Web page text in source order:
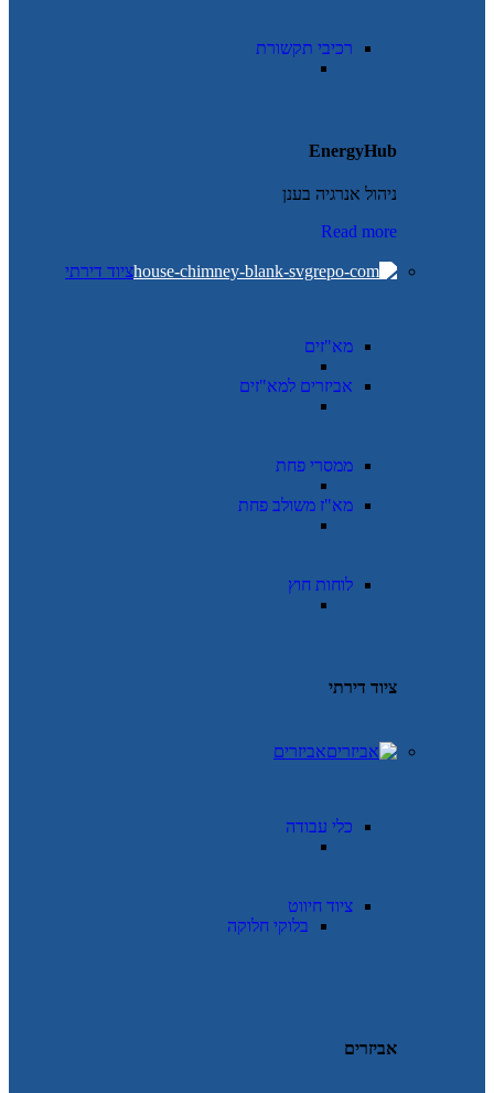
רכיבי תקשורת
EnergyHub
ניהול אנרגיה בענן
Read more
ציוד דירתי
מא"זים
אביזרים למא"זים
ממסרי פחת
מא"ז משולב פחת
לוחות חוץ
ציוד דירתי
אביזרים
כלי עבודה
ציוד חיווט
בלוקי חלוקה
אביזרים